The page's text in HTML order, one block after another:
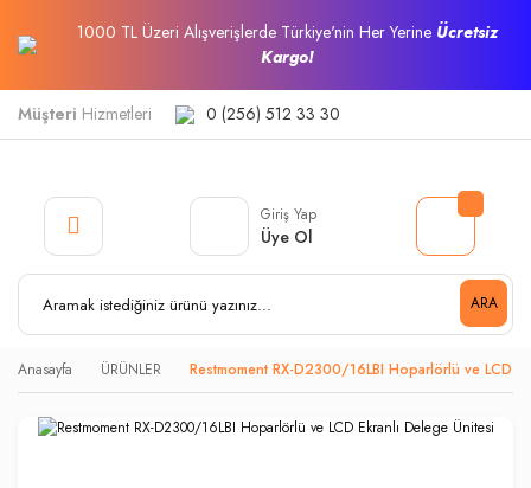
1000 TL Üzeri Alışverişlerde Türkiye'nin Her Yerine Ücretsiz
Kargo!
Müşteri Hizmetleri 0 (256) 512 33 30
ARA
Giriş Yap
Üye Ol
Anasayfa ÜRÜNLER Restmoment RX-D2300/16LBI Hoparlörlü ve LCD